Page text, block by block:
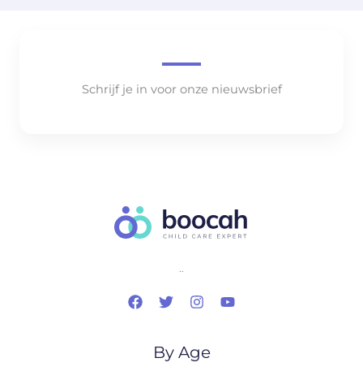
Schrijf je in voor onze nieuwsbrief
..
By Age